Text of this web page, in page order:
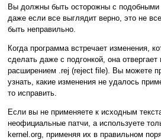
Вы должны быть осторожны с подобными
даже если все выглядит верно, это не
быть неправильно.
Когда программа встречает изменения,
сделать даже с подгонкой, она
расширением .rej (reject file). Вы можете
узнать, какие изменения не удалось
то исправить.
Если вы не применяете к исходным
неофициальные патчи, а используете
kernel.org, применяя их в правильном